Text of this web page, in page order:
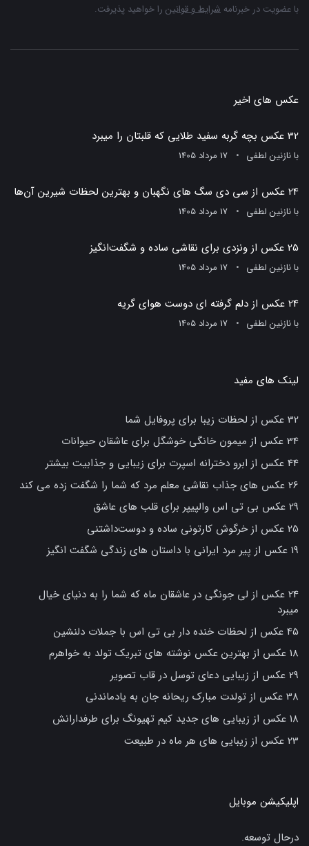
با عضویت در خبرنامه شرایط و قوانین را خواهید پذیرفت.
عکس های اخیر
32 عکس بچه گربه سفید طلایی که قلبتان را میبرد
بانازنین لطفی 17 مرداد 1405
24 عکس از سی دی سگ های نگهبان و بهترین لحظات شیرین آن‌ها
بانازنین لطفی 17 مرداد 1405
25 عکس از ونزدی برای نقاشی ساده و شگفت‌انگیز
بانازنین لطفی 17 مرداد 1405
24 عکس از دلم گرفته ای دوست هوای گریه
بانازنین لطفی 17 مرداد 1405
لینک های مفید
32 عکس از لحظات زیبا برای پروفایل شما
34 عکس از میمون خانگی خوشگل برای عاشقان حیوانات
44 عکس از ابرو دخترانه اسپرت برای زیبایی و جذابیت بیشتر
26 عکس های جذاب نقاشی معلم مرد که شما را شگفت زده می کند
29 عکس بی تی اس والپیپر برای قلب های عاشق
25 عکس از خرگوش کارتونی ساده و دوست‌داشتنی
19 عکس از پیر مرد ایرانی با داستان های زندگی شگفت انگیز
24 عکس از لی جونگی در عاشقان ماه که شما را به دنیای خیال
میبرد
45 عکس از لحظات خنده دار بی تی اس با جملات دلنشین
18 عکس از بهترین عکس نوشته های تبریک تولد به خواهرم
29 عکس از زیبایی دعای توسل در قاب تصویر
38 عکس از تولدت مبارک ریحانه جان به یادماندنی
18 عکس از زیبایی های جدید کیم تهیونگ برای طرفدارانش
23 عکس از زیبایی های هر ماه در طبیعت
اپلیکیشن موبایل
درحال توسعه.